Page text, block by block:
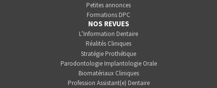
Petites annonces
Formations DPC
NOS REVUES
L’Information Dentaire
Réalités Cliniques
Stratégie Prothétique
Parodontologie Implantologie Orale
Biomatériaux Cliniques
Profession Assistant(e) Dentaire